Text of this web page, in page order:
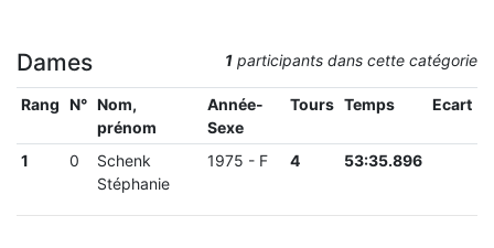
1 participants dans cette catégorie
Dames
Rang N° Nom,
prénom
Année-
Sexe
Tours Temps Ecart
1 0
Schenk
Stéphanie
1975 - F 4 53:35.896